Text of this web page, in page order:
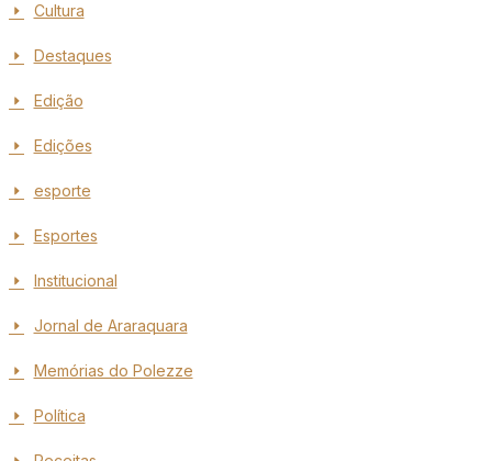
Cultura
Destaques
Edição
Edições
esporte
Esportes
Institucional
Jornal de Araraquara
Memórias do Polezze
Política